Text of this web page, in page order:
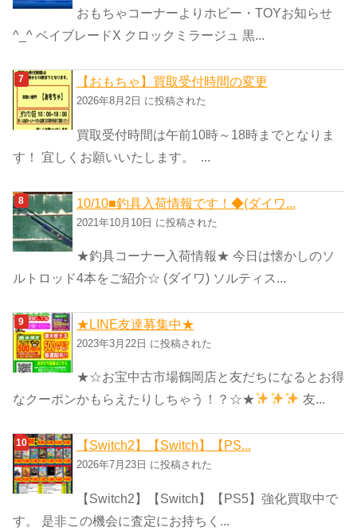
おもちゃコーナーよりホビー・TOYお知らせ
^_^ ベイブレードX クロックミラージュ 黒...
【おもちゃ】買取受付時間の変更
2026年8月2日 に投稿された
買取受付時間は午前10時～18時までとなりま
す！ 宜しくお願いいたします。 ...
10/10■釣具入荷情報です！◆(ダイワ...
2021年10月10日 に投稿された
★釣具コーナー入荷情報★ 今日は懐かしのソ
ルトロッド4本をご紹介☆ (ダイワ) ソルティス...
★LINE友達募集中★
2023年3月22日 に投稿された
★☆お宝中古市場鶴岡店と友だちになるとお得
なクーポンかもらえたりしちゃう！？☆★
友...
【Switch2】【Switch】【PS...
2026年7月23日 に投稿された
【Switch2】【Switch】【PS5】強化買取中で
す。 是非この機会に査定にお持ちく...